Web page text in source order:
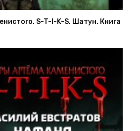
S-T-I-K-S. Шатун. Книга